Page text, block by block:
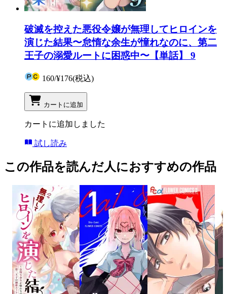
破滅を控えた悪役令嬢が無理してヒロインを
演じた結果〜怠惰な余生が憧れなのに、第二
王子の溺愛ルートに困惑中〜【単話】 9
160/¥176(税込)
カートに追加
カートに追加しました
試し読み
この作品を読んだ人におすすめの作品